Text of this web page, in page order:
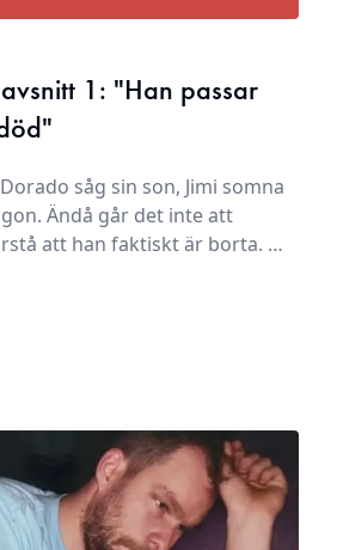
1: "Han passar
såg sin son, Jimi somna
Ändå går det inte att
att han faktiskt är borta. –
det än, säger hon.